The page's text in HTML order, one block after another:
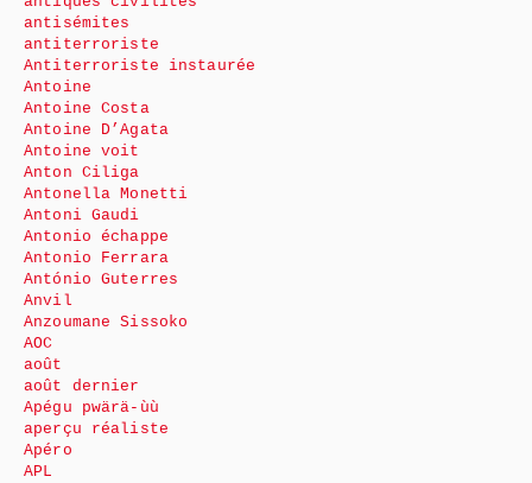
antisémites
antiterroriste
Antiterroriste instaurée
Antoine
Antoine Costa
Antoine D’Agata
Antoine voit
Anton Ciliga
Antonella Monetti
Antoni Gaudi
Antonio échappe
Antonio Ferrara
António Guterres
Anvil
Anzoumane Sissoko
AOC
août
août dernier
Apégu pwärä-ùù
aperçu réaliste
Apéro
APL